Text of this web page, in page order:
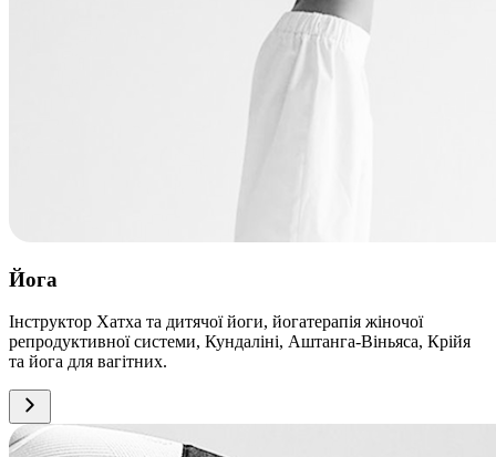
Йога
Інструктор Хатха та дитячої йоги, йогатерапія жіночої
репродуктивної системи, Кундаліні, Аштанга-Віньяса, Крійя
та йога для вагітних.